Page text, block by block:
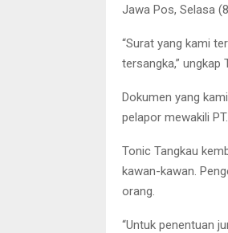
Jawa Pos, Selasa
“Surat yang kami
tersangka,” ungkap
Dokumen yang
pelapor mewakili
Tonic Tangkau
kawan-kawan.
orang.
“Untuk penentuan